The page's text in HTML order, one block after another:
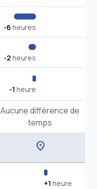
-6 heures
-2 heures
-1 heure
Aucune différence de
temps
location_on
+1 heure